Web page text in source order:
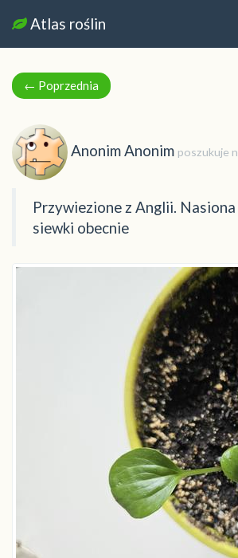
Atlas roślin
← Poprzednia
Anonim Anonim poszukuje
Przywiezione z Anglii. Nasiona
siewki obecnie